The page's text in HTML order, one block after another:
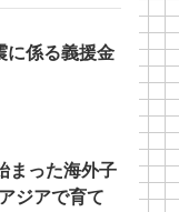
に係る義援金
まった海外子
ジアで育て